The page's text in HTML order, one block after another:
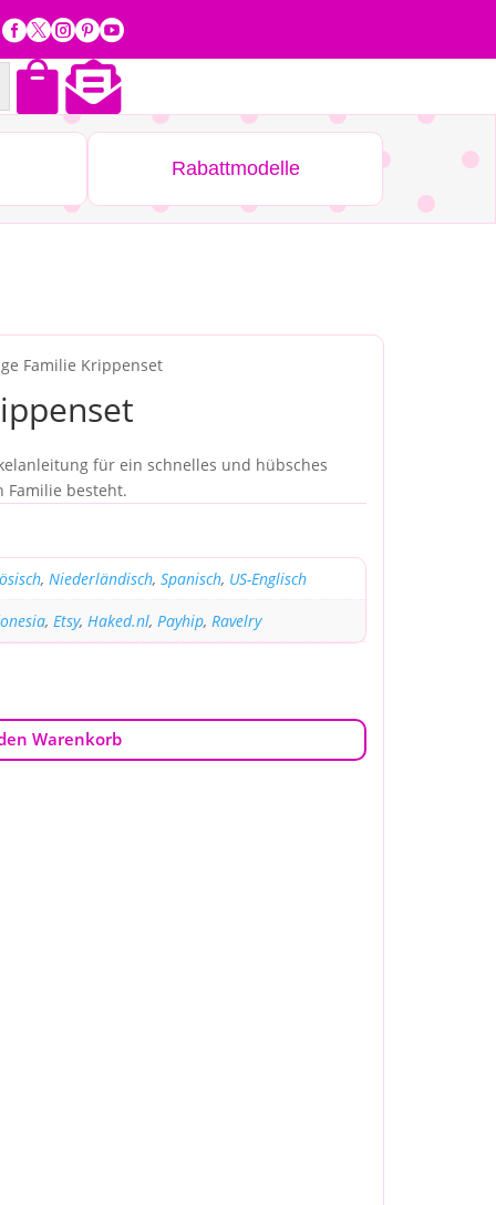


Rabattmodelle
Familie Krippenset
für ein schnelles und hübsches
Familie besteht.
, Niederländisch, Spanisch, US-Englisch
, Etsy, Haked.nl, Payhip, Ravelry
Warenkorb